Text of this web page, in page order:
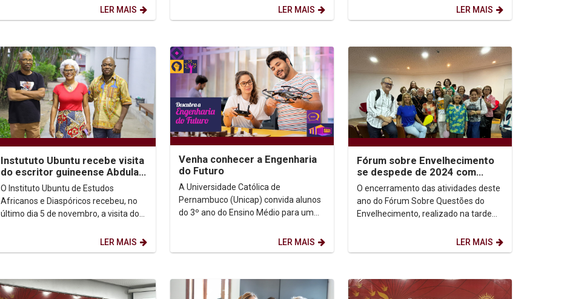
LER MAIS
transversalidade acadêmica....LER MAIS
passo em seu compromisso...LER MAIS
Instututo Ubuntu recebe visita
do escritor guineense Abdulai
Sila e do professor Arnaldo
Sucuma
O Instituto Ubuntu de Estudos
Africanos e Diaspóricos recebeu, no
último dia 5 de novembro, a visita do
LER MAIS
Venha conhecer a Engenharia
do Futuro
A Universidade Católica de
Pernambuco (Unicap) convida alunos
do 3º ano do Ensino Médio para um
LER MAIS
Fórum sobre Envelhecimento
se despede de 2024 com
palestra sobre a Felicidade
O encerramento das atividades deste
ano do Fórum Sobre Questões do
Envelhecimento, realizado na tarde
LER MAIS